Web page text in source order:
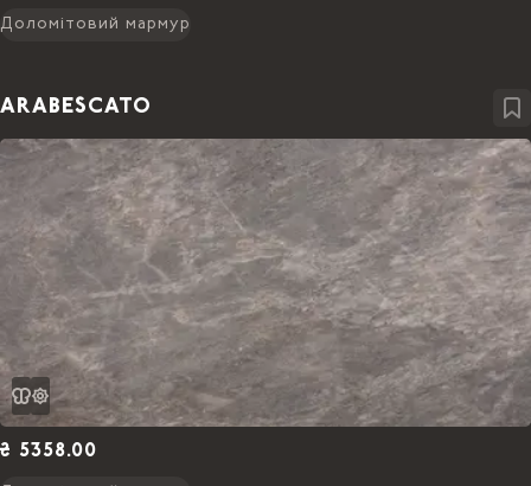
Доломітовий мармур
ARABESCATO
₴ 5358.00